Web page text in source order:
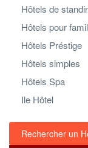
Hôtels de
Hôtels pour
Hôtels Préstige
Hôtels simples
Hôtels Spa
Ile Hôtel
Rechercher un